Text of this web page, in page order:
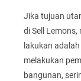
Jika tujuan
di Sell
lakukan
melakukan
bangunan,